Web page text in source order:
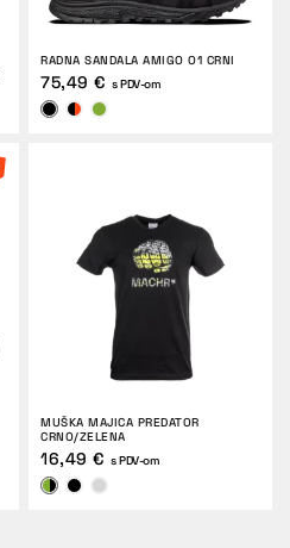
RADNA SANDALA AMIGO O1 CRNI
75,49 € s PDV-om
MUŠKA MAJICA PREDATOR
CRNO/ZELENA
16,49 € s PDV-om